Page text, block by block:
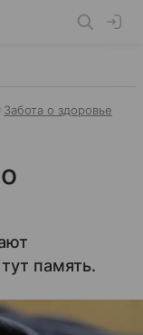
Забота о здоровье
память.